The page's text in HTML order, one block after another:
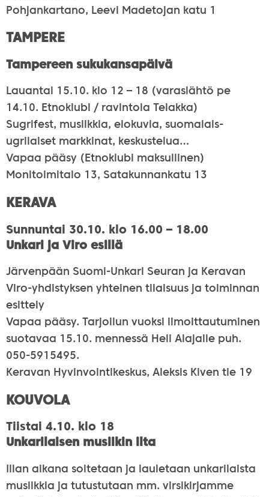
Pohjankartano, Leevi Madetojan katu 1
TAMPERE
Tampereen sukukansapäivä
Lauantai 15.10. klo 12 – 18 (varaslähtö pe
14.10. Etnoklubi / ravintola Telakka)
Sugrifest, musiikkia, elokuvia, suomalais-
ugrilaiset markkinat, keskustelua…
Vapaa pääsy (Etnoklubi maksullinen)
Monitoimitalo 13, Satakunnankatu 13
KERAVA
Sunnuntai 30.10. klo 16.00 – 18.00
Unkari ja Viro esillä
Järvenpään Suomi-Unkari Seuran ja Keravan
Viro-yhdistyksen yhteinen tilaisuus ja toiminnan
esittely
Vapaa pääsy. Tarjoilun vuoksi ilmoittautuminen
suotavaa 15.10. mennessä Heli Alajalle puh.
050-5915495.
Keravan Hyvinvointikeskus, Aleksis Kiven tie 19
KOUVOLA
Tiistai 4.10. klo 18
Unkarilaisen musiikin ilta
Illan aikana soitetaan ja lauletaan unkarilaista
musiikkia ja tutustutaan mm. virsikirjamme